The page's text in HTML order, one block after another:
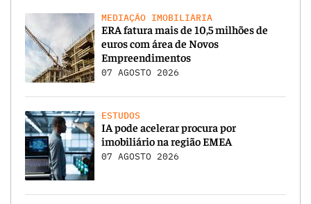
MEDIAÇÃO IMOBILIÁRIA
ERA fatura mais de 10,5 milhões de
euros com área de Novos
Empreendimentos
07 AGOSTO 2026
ESTUDOS
IA pode acelerar procura por
imobiliário na região EMEA
07 AGOSTO 2026